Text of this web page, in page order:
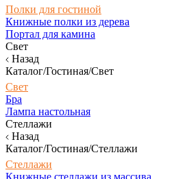
Полки для гостиной
Книжные полки из дерева
Портал для камина
Свет
Назад
Каталог/Гостиная/Свет
Свет
Бра
Лампа настольная
Стеллажи
Назад
Каталог/Гостиная/Стеллажи
Стеллажи
Книжные стеллажи из массива